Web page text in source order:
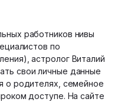
работников нивы
по
астролог Виталий
свои личные данные
о родителях, семейное
доступе. На сайте